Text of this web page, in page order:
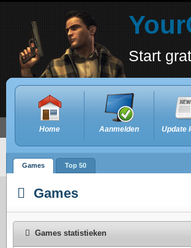
Start
Home Aanmelden Update
Games Top 50
Games
Games statistieken